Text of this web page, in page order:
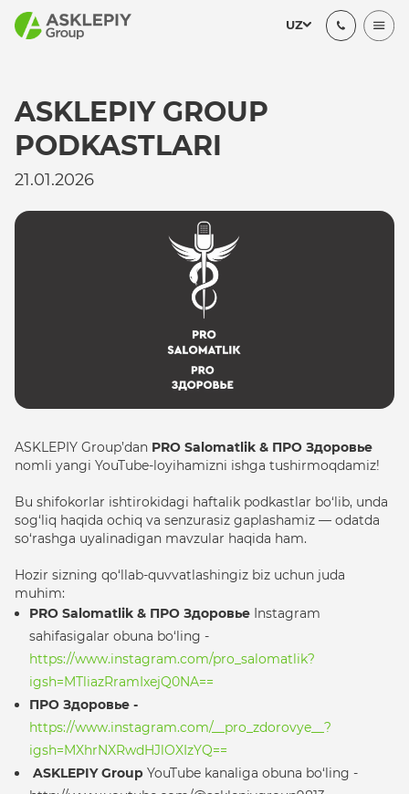
UZ
ASKLEPIY GROUP
PODKASTLARI
21.01.2026
ASKLEPIY Group’dan PRO Salomatlik & ПРО Здоровье
nomli yangi YouTube-loyihamizni ishga tushirmoqdamiz!
Bu shifokorlar ishtirokidagi haftalik podkastlar bo‘lib, unda
sog‘liq haqida ochiq va senzurasiz gaplashamiz — odatda
so‘rashga uyalinadigan mavzular haqida ham.
Hozir sizning qo‘llab-quvvatlashingiz biz uchun juda
muhim:
PRO Salomatlik & ПРО Здоровье Instagram
sahifasigalar obuna bo‘ling -
https://www.instagram.com/pro_salomatlik?
igsh=MTliazRramIxejQ0NA==
ПРО Здоровье -
https://www.instagram.com/__pro_zdorovye__?
igsh=MXhrNXRwdHJlOXIzYQ==
ASKLEPIY Group YouTube kanaliga obuna bo‘ling -